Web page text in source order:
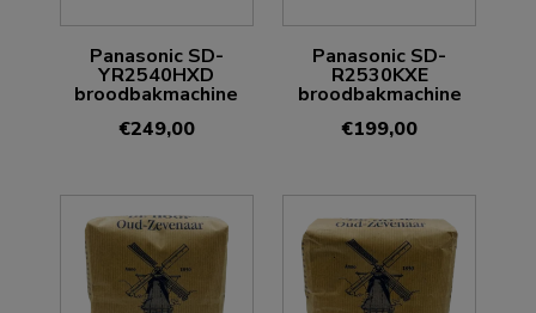
Panasonic SD-
YR2540HXD
broodbakmachine
€249,00
Panasonic SD-
R2530KXE
broodbakmachine
€199,00